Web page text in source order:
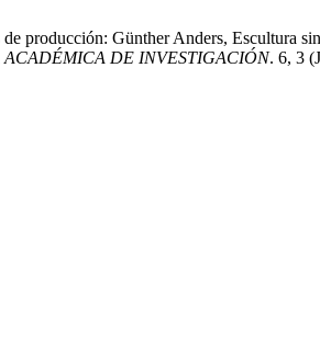
producción: Günther Anders,
ACADÉMICA DE INVESTIGACIÓN. 6, 3